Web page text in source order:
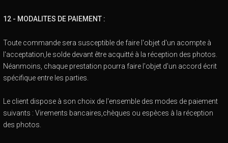
12 - MODALITES DE PAIEMENT :
Toute commande sera susceptible de faire l'objet d'un acompte à
l'acceptation,le solde devant être acquitté à la réception des photos.
Néanmoins, chaque prestation pourra faire l'objet d'un accord écrit
spécifique entre les parties.
Le client dispose à son choix de l'ensemble des modes de paiement
suivants : Virements bancaires,chèques ou espèces à la réception
des photos.